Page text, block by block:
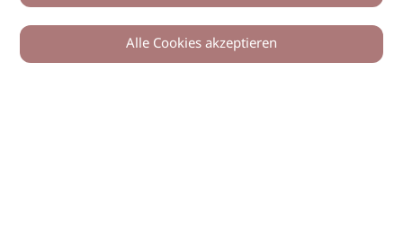
0
Alle Cookies akzeptieren